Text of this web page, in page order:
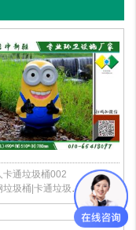
卡通垃圾桶002
桶|校园垃圾桶|幼儿园果皮箱|垃圾桶定制|北京洁净新雅